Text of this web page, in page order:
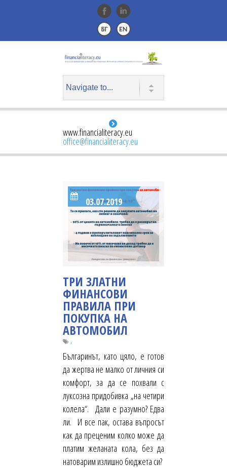
www.financialiteracy.eu
office@financialiteracy.eu
03.07.2019
ТРИ ЗЛАТНИ
ФИНАНСОВИ
ПРАВИЛА ПРИ
ПОКУПКА НА
АВТОМОБИЛ
,
Българинът, като цяло, е готов
да жертва не малко от личния си
комфорт, за да се похвали с
луксозна придобивка „на четири
колела“. Дали е разумно? Едва
ли. И все пак, остава въпросът
как да преценим колко може да
платим желаната кола, без да
натоварим излишно бюджета си?